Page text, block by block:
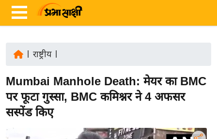
ज़ा
ख
र
राष्ट्रीय|
Mumbai Manhole Death: मेयर का BMC
पर फूटा गुस्सा, BMC कमिश्नर ने 4 अफसर
सस्पेंड किए